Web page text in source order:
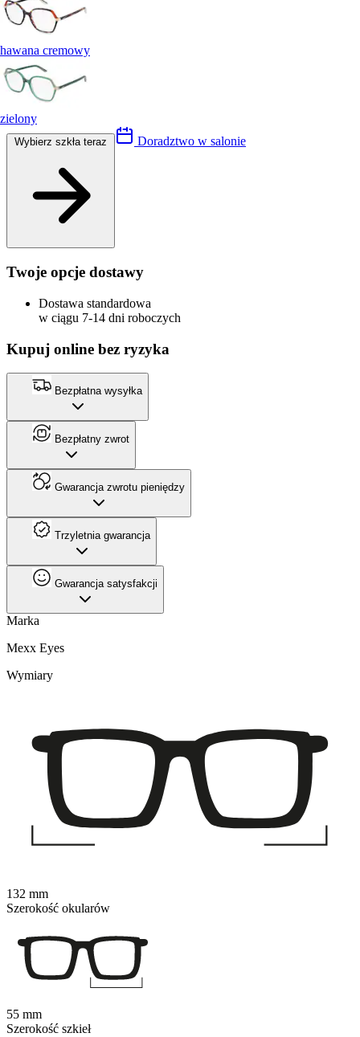
hawana cremowy
zielony
Doradztwo w salonie
Twoje opcje dostawy
Dostawa standardowa
w ciągu 7-14 dni roboczych
Kupuj online bez ryzyka
Bezpłatna wysyłka
Bezpłatny zwrot
Gwarancja zwrotu pieniędzy
Trzyletnia gwarancja
Gwarancja satysfakcji
Marka
Mexx Eyes
Wymiary
132 mm
Szerokość okularów
55 mm
Szerokość szkieł